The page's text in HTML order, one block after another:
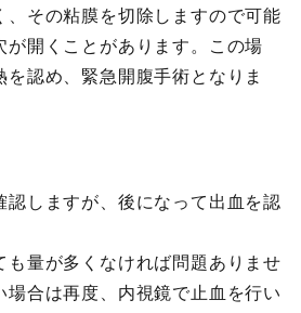
、その粘膜を切除しますので可能
が開くことがあります。この場
認め、緊急開腹手術となりま
認しますが、後になって出血を認
も量が多くなければ問題ありませ
場合は再度、内視鏡で止血を行い